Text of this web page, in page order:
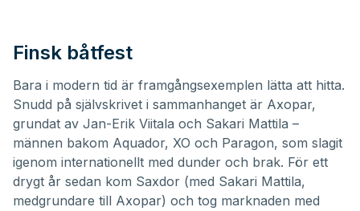
Finsk båtfest
Bara i modern tid är framgångsexemplen lätta att hitta.
Snudd på självskrivet i sammanhanget är Axopar,
grundat av Jan-Erik Viitala och Sakari Mattila –
männen bakom Aquador, XO och Paragon, som slagit
igenom internationellt med dunder och brak. För ett
drygt år sedan kom Saxdor (med Sakari Mattila,
medgrundare till Axopar) och tog marknaden med